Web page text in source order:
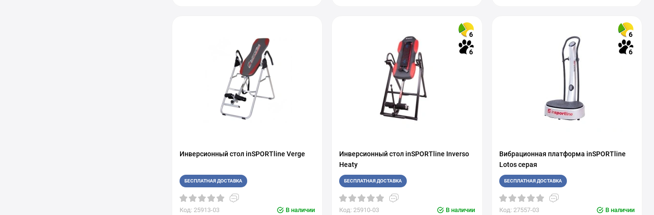
Инверсионный стол inSPORTline Verge
БЕСПЛАТНАЯ ДОСТАВКА
Код: 25913-03 В наличии
6
6
Инверсионный стол inSPORTline Inverso
Heaty
БЕСПЛАТНАЯ ДОСТАВКА
Код: 25910-03 В наличии
6
6
Вибрационная платформа inSPORTline
Lotos серая
БЕСПЛАТНАЯ ДОСТАВКА
Код: 27557-03 В наличии